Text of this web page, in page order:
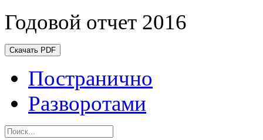
Годовой отчет 2016
Скачать PDF
Постранично
Разворотами